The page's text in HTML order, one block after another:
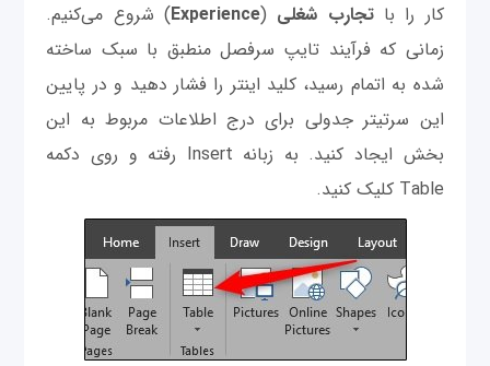
کار را باتجارب شغلی (
Experience) شروع می‌کنیم.
زمانی که فرآیند تایپ سرفصل منطبق با سبک ساخته
شده به اتمام رسید، کلید اینتر را فشار دهید و در پایین
این سرتیتر جدولی برای درج اطلاعات مربوط به این
بخش ایجاد کنید. به زبانه Insert رفته و روی دکمه
Table کلیک کنید.